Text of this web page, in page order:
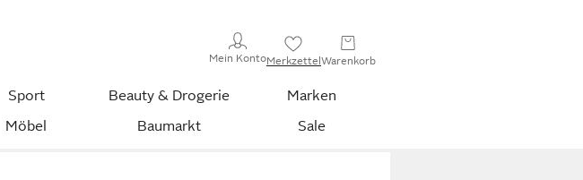
Mein KontoMerkzettelWarenkorb
Sport Beauty & Drogerie
Marken
Möbel Baumarkt Sale